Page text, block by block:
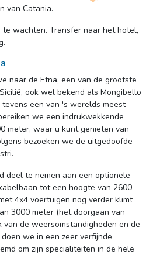
van Catania.
wachten. Transfer naar het hotel,
naar de Etna, een van de grootste
ook wel bekend als Mongibello
een van 's werelds meest
we een indrukwekkende
meter, waar u kunt genieten van
bezoeken we de uitgedoofde
deel te nemen aan een optionele
tot een hoogte van 2600
4x4 voertuigen nog verder klimt
3000 meter (het doorgaan van
van de weersomstandigheden en de
we in een zeer verfijnde
om zijn specialiteiten in de hele